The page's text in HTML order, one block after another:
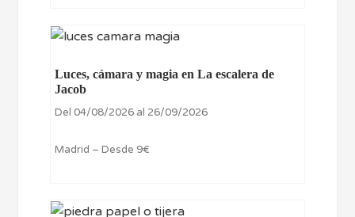
Luces, cámara y magia en La escalera de
Jacob
Del 04/08/2026 al 26/09/2026
Madrid – Desde 9€